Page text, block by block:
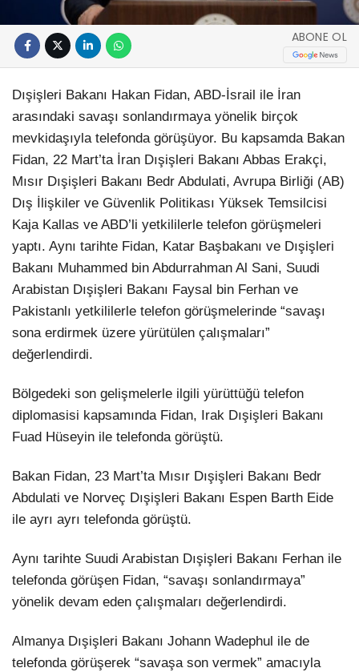
ABONE OL
Dışişleri Bakanı Hakan Fidan, ABD-İsrail ile İran
arasındaki savaşı sonlandırmaya yönelik birçok
mevkidaşıyla telefonda görüşüyor. Bu kapsamda Bakan
Fidan, 22 Mart’ta İran Dışişleri Bakanı Abbas Erakçi,
Mısır Dışişleri Bakanı Bedr Abdulati, Avrupa Birliği (AB)
Dış İlişkiler ve Güvenlik Politikası Yüksek Temsilcisi
Kaja Kallas ve ABD’li yetkililerle telefon görüşmeleri
yaptı. Aynı tarihte Fidan, Katar Başbakanı ve Dışişleri
Bakanı Muhammed bin Abdurrahman Al Sani, Suudi
Arabistan Dışişleri Bakanı Faysal bin Ferhan ve
Pakistanlı yetkililerle telefon görüşmelerinde “savaşı
sona erdirmek üzere yürütülen çalışmaları”
değerlendirdi.
Bölgedeki son gelişmelerle ilgili yürüttüğü telefon
diplomasisi kapsamında Fidan, Irak Dışişleri Bakanı
Fuad Hüseyin ile telefonda görüştü.
Bakan Fidan, 23 Mart’ta Mısır Dışişleri Bakanı Bedr
Abdulati ve Norveç Dışişleri Bakanı Espen Barth Eide
ile ayrı ayrı telefonda görüştü.
Aynı tarihte Suudi Arabistan Dışişleri Bakanı Ferhan ile
telefonda görüşen Fidan, “savaşı sonlandırmaya”
yönelik devam eden çalışmaları değerlendirdi.
Almanya Dışişleri Bakanı Johann Wadephul ile de
telefonda görüşerek “savaşa son vermek” amacıyla